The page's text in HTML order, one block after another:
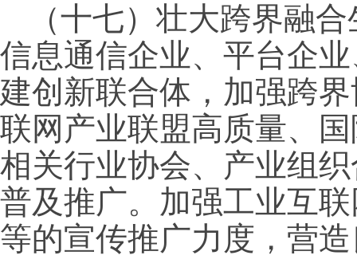
（十七）壮大跨界融
信息通信企业、平台企
建创新联合体，加强跨
联网产业联盟高质量、
相关行业协会、产业组
普及推广。加强工业互
等的宣传推广力度，营